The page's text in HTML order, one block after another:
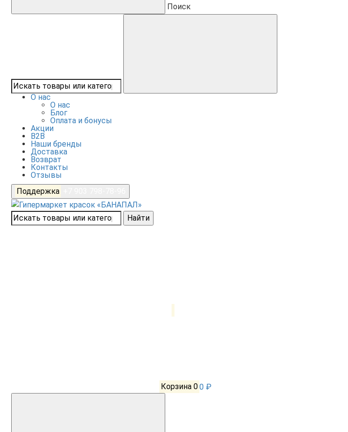
Поиск
О нас
О нас
Блог
Оплата и бонусы
Акции
B2B
Наши бренды
Доставка
Возврат
Контакты
Отзывы
Поддержка
Найти
Корзина 00 ₽